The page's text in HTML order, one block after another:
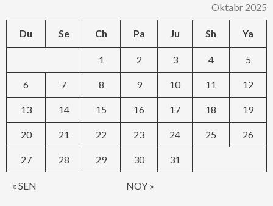
Oktabr 2025
Du Se Ch Pa Ju Sh Ya
« SEN NOY »
1 2 3 4 5
6 7 8 9 10 11 12
13 14 15 16 17 18 19
20 21 22 23 24 25 26
27 28 29 30 31